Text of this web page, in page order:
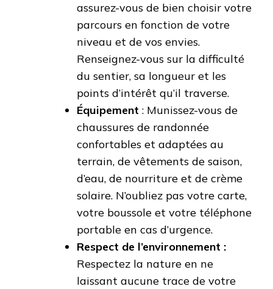
assurez-vous de bien choisir votre
parcours en fonction de votre
niveau et de vos envies.
Renseignez-vous sur la difficulté
du sentier, sa longueur et les
points d’intérêt qu’il traverse.
Équipement : Munissez-vous de
chaussures de randonnée
confortables et adaptées au
terrain, de vêtements de saison,
d’eau, de nourriture et de crème
solaire. N’oubliez pas votre carte,
votre boussole et votre téléphone
portable en cas d’urgence.
Respect de l’environnement :
Respectez la nature en ne
laissant aucune trace de votre